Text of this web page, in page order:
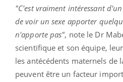
"C'est vraiment intéressant
de voir un sexe apporter
n'apporte pas", note le Dr
scientifique et son équipe,
les antécédents maternels de
peuvent être un facteur